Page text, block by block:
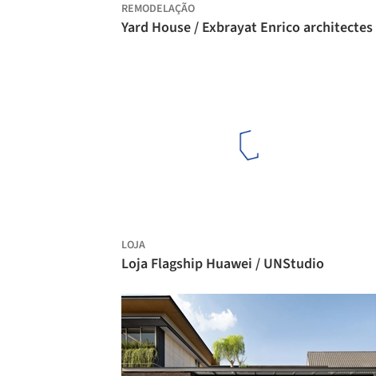
REMODELAÇÃO
Yard House / Exbrayat Enrico architectes
LOJA
Loja Flagship Huawei / UNStudio